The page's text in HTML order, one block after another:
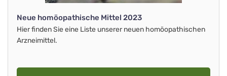
Neue homöopathische Mittel 2023
Hier finden Sie eine Liste unserer neuen homöopathischen
Arzneimittel.